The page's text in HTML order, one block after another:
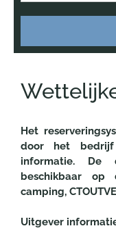
Het
door het bedrijf
informatie.
beschikbaar
camping,
Uitgever